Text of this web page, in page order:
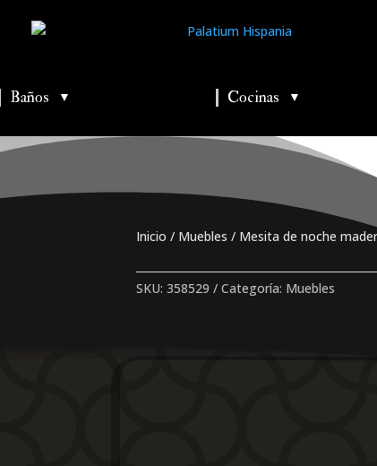
Baños ▼ Cocinas ▼
Inicio / Muebles / Mesita de noche
SKU: 358529 Categoría: Muebles